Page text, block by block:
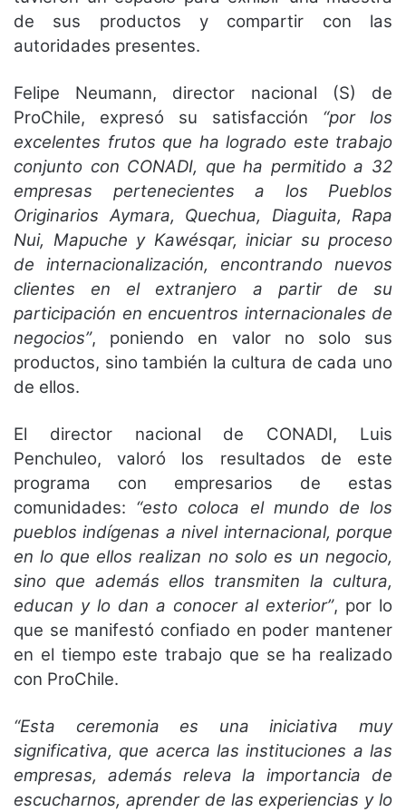
de sus productos y compartir con las
autoridades presentes.
Felipe Neumann, director nacional (S) de
ProChile, expresó su satisfacción “por los
excelentes frutos que ha logrado este trabajo
conjunto con CONADI, que ha permitido a 32
empresas pertenecientes a los Pueblos
Originarios Aymara, Quechua, Diaguita, Rapa
Nui, Mapuche y Kawésqar, iniciar su proceso
de internacionalización, encontrando nuevos
clientes en el extranjero a partir de su
participación en encuentros internacionales de
negocios”, poniendo en valor no solo sus
productos, sino también la cultura de cada uno
de ellos.
El director nacional de CONADI, Luis
Penchuleo, valoró los resultados de este
programa con empresarios de estas
comunidades: “esto coloca el mundo de los
pueblos indígenas a nivel internacional, porque
en lo que ellos realizan no solo es un negocio,
sino que además ellos transmiten la cultura,
educan y lo dan a conocer al exterior”, por lo
que se manifestó confiado en poder mantener
en el tiempo este trabajo que se ha realizado
con ProChile.
“Esta ceremonia es una iniciativa muy
significativa, que acerca las instituciones a las
empresas, además releva la importancia de
escucharnos, aprender de las experiencias y lo